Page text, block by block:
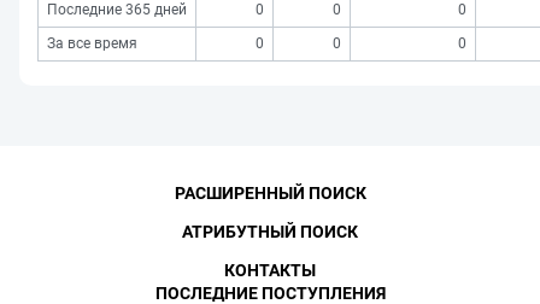
Последние 365 дней
0 0
0
За все время
0 0 0
РАСШИРЕННЫЙ ПОИСК
АТРИБУТНЫЙ ПОИСК
КОНТАКТЫ
ПОСЛЕДНИЕ ПОСТУПЛЕНИЯ